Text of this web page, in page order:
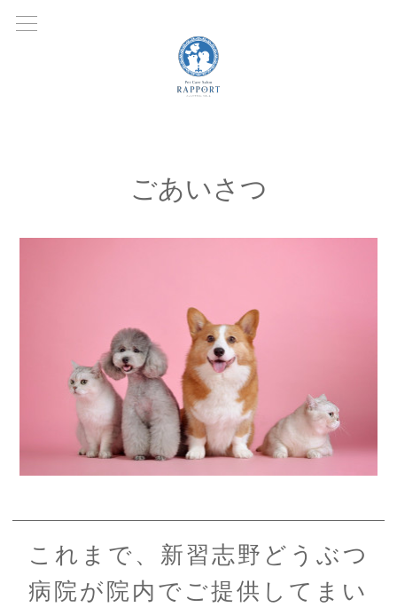
ごあいさつ
これまで、新習志野どうぶつ
病院が院内でご提供してまい